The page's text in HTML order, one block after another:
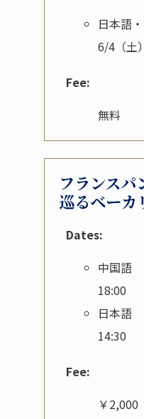
日本語
6/4（土
Fee:
無料
フランスパ
巡るベーカ
Dates:
中国語
18:00
日本語
14:30
Fee:
￥2,000